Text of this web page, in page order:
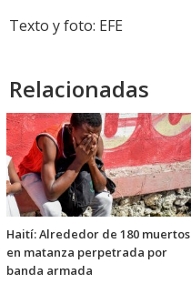
Texto y foto: EFE
Relacionadas
Haití: Alrededor de 180 muertos
en matanza perpetrada por
banda armada